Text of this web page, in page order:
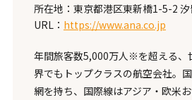
所在地：東京都港区東新橋1-5-2
URL： https://www.ana.co.jp
年間旅客数5,000万人※を超える、
界でもトップクラスの航空会社。
網を持ち、国際線はアジア・欧米